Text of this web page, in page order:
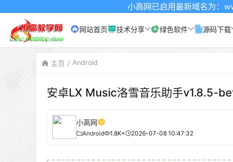
小高网已启用最新域名为：
网站首页 技术分享 绿色软件 源码下载
主页 Android
安卓LX Music洛雪音乐助手v1.8.5-
小高网
Android 1.8K+ 2026-07-08 10:47:32